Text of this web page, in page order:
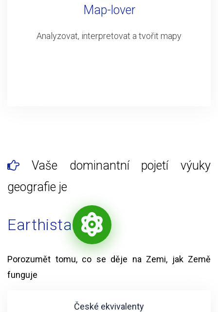
Map-lover
Analyzovat, interpretovat a tvořit mapy
Vaše dominantní pojetí výuky
geografie je
Earthista
Porozumět tomu, co se děje na Zemi, jak Země
funguje
České ekvivalenty